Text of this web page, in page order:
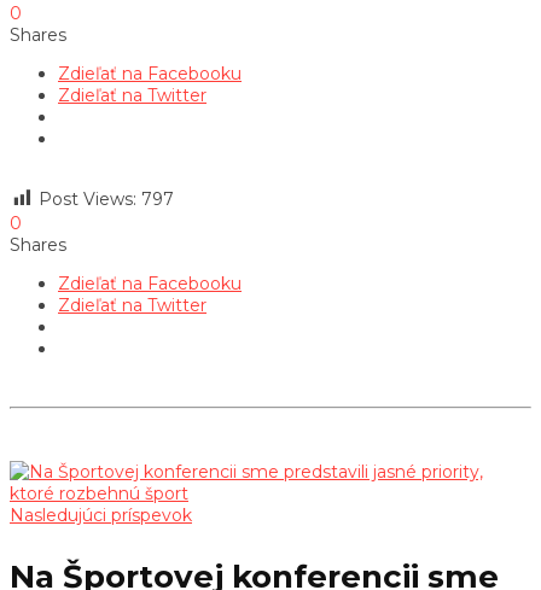
0
Shares
Zdieľať na Facebooku
Zdieľať na Twitter
Post Views: 797
0
Shares
Zdieľať na Facebooku
Zdieľať na Twitter
Nasledujúci príspevok
Na Športovej konferencii sme